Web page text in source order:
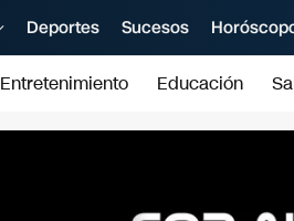
Deportes Sucesos
Entretenimiento Educación